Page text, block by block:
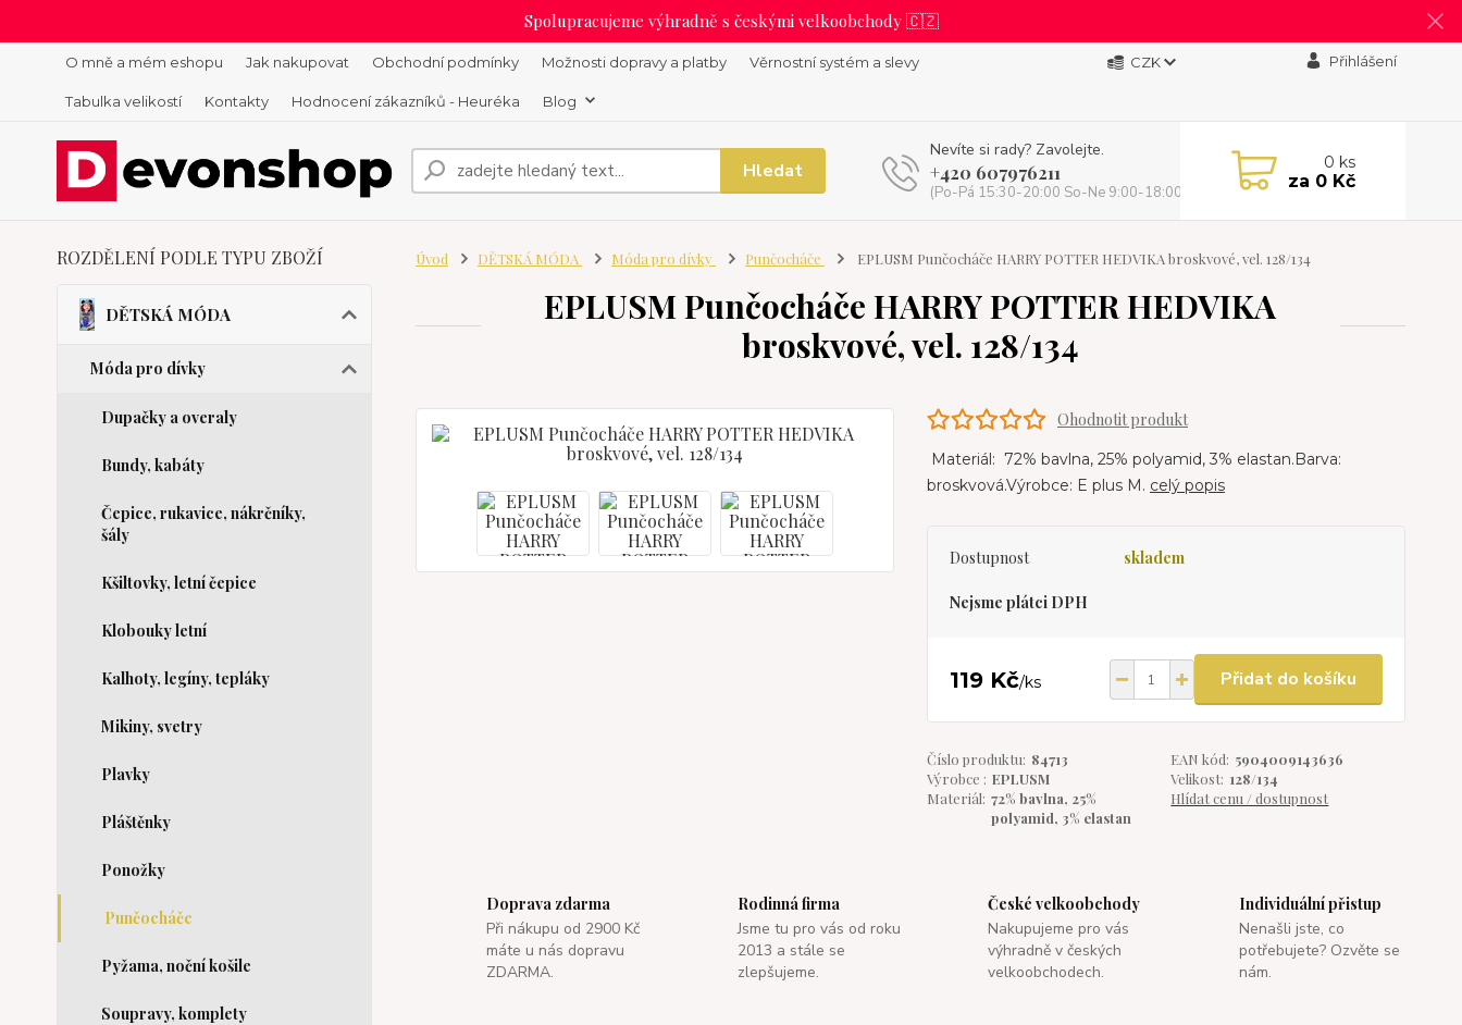
Spolupracujeme výhradně s českými velkoobchody 🇨🇿
O mně a mém eshopu Jak nakupovat Obchodní podmínky Možnosti dopravy a platby Věrnostní systém a slevy
Tabulka velikostí Kontakty Hodnocení zákazníků - Heuréka Blog
CZK Přihlášení
Hledat
Nevíte si rady? Zavolejte.
+420 607976211
(Po-Pá 15:30-20:00 So-Ne 9:00-18:00)
0 ks
za 0 Kč
ROZDĚLENÍ PODLE TYPU ZBOŽÍ
DĚTSKÁ MÓDA
Móda pro dívky
Dupačky a overaly
Bundy, kabáty
Čepice, rukavice, nákrčníky,
šály
Kšiltovky, letní čepice
Klobouky letní
Kalhoty, legíny, tepláky
Mikiny, svetry
Plavky
Pláštěnky
Ponožky
Punčocháče
Pyžama, noční košile
Soupravy, komplety
Úvod DĚTSKÁ MÓDA Móda pro dívky Punčocháče EPLUSM Punčocháče HARRY POTTER HEDVIKA broskvové, vel. 128/134
EPLUSM Punčocháče HARRY POTTER HEDVIKA
broskvové, vel. 128/134
Ohodnotit produkt
Materiál: 72% bavlna, 25% polyamid, 3% elastan.Barva:
broskvová.Výrobce: E plus M. celý popis
Dostupnost skladem
Nejsme plátci DPH
119 Kč/ks Přidat do košíku
Číslo produktu: 84713 EAN kód: 5904009143636
Výrobce : EPLUSM Velikost: 128/134
Materiál: 72% bavlna, 25%
polyamid, 3% elastan
Hlídat cenu / dostupnost
Doprava zdarma
Při nákupu od 2900 Kč
máte u nás dopravu
ZDARMA.
Rodinná firma
Jsme tu pro vás od roku
2013 a stále se
zlepšujeme.
České velkoobchody
Nakupujeme pro vás
výhradně v českých
velkoobchodech.
Individuální přistup
Nenašli jste, co
potřebujete? Ozvěte se
nám.